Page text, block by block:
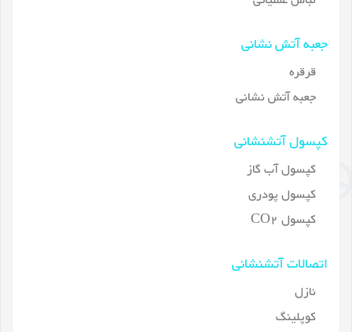
جعبه آتش نشانی
قرقره
جعبه آتش نشانی
کپسول آتشنشانی
کپسول آب گاز
کپسول پودری
کپسول CO2
اتصالات آتشنشانی
نازل
کوپلینگ